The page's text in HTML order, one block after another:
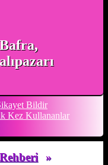
Bildir
Kez Kullananlar
»